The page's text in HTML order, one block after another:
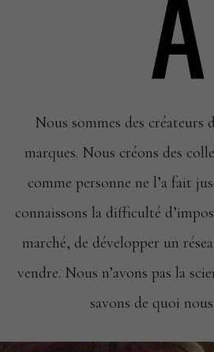
Nous sommes des créateurs
marques. Nous créons des
comme personne ne l’a fait
connaissons la difficulté
marché, de développer un
vendre. Nous n’avons pas la
savons de quoi